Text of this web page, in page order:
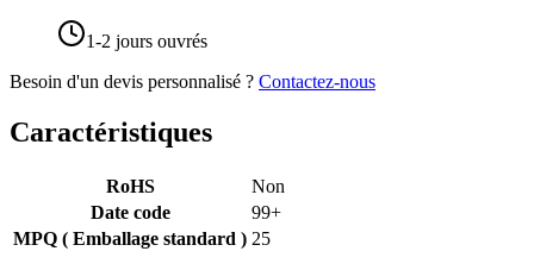
1-2 jours ouvrés
Besoin d'un devis personnalisé ? Contactez-nous
Caractéristiques
RoHS
Non
Date code
99+
MPQ ( Emballage standard ) 25